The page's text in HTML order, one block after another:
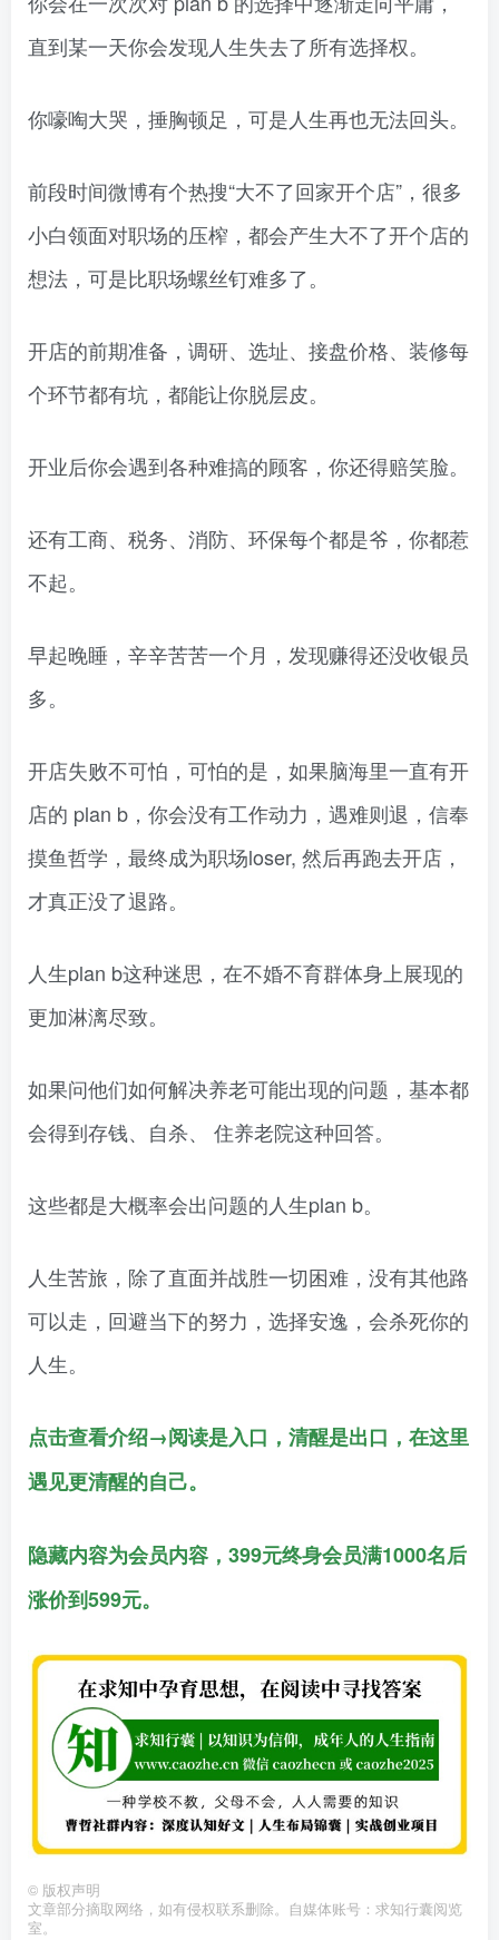
直到某一天你会发现人生失去了所有选择权。
你嚎啕大哭，捶胸顿足，可是人生再也无法回头。
前段时间微博有个热搜“大不了回家开个店”，很多
小白领面对职场的压榨，都会产生大不了开个店的
想法，可是比职场螺丝钉难多了。
开店的前期准备，调研、选址、接盘价格、装修每
个环节都有坑，都能让你脱层皮。
开业后你会遇到各种难搞的顾客，你还得赔笑脸。
还有工商、税务、消防、环保每个都是爷，你都惹
不起。
早起晚睡，辛辛苦苦一个月，发现赚得还没收银员
多。
开店失败不可怕，可怕的是，如果脑海里一直有开
店的 plan b，你会没有工作动力，遇难则退，信奉
摸鱼哲学，最终成为职场loser, 然后再跑去开店，
才真正没了退路。
人生plan b这种迷思，在不婚不育群体身上展现的
更加淋漓尽致。
如果问他们如何解决养老可能出现的问题，基本都
会得到存钱、自杀、 住养老院这种回答。
这些都是大概率会出问题的人生plan b。
人生苦旅，除了直面并战胜一切困难，没有其他路
可以走，回避当下的努力，选择安逸，会杀死你的
人生。
点击查看介绍→阅读是入口，清醒是出口，在这里
遇见更清醒的自己。
隐藏内容为会员内容，399元终身会员满1000名后
涨价到599元。
© 版权声明
文章部分摘取网络，如有侵权联系删除。自媒体账号：求知行囊阅览
室。